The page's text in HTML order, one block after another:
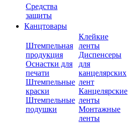
Средства
защиты
Канцтовары
Штемпельная
продукция
Оснастки для
печати
Штемпельные
краски
Штемпельные
подушки
Клейкие
ленты
Диспенсеры
для
канцелярских
лент
Канцелярские
ленты
Монтажные
ленты